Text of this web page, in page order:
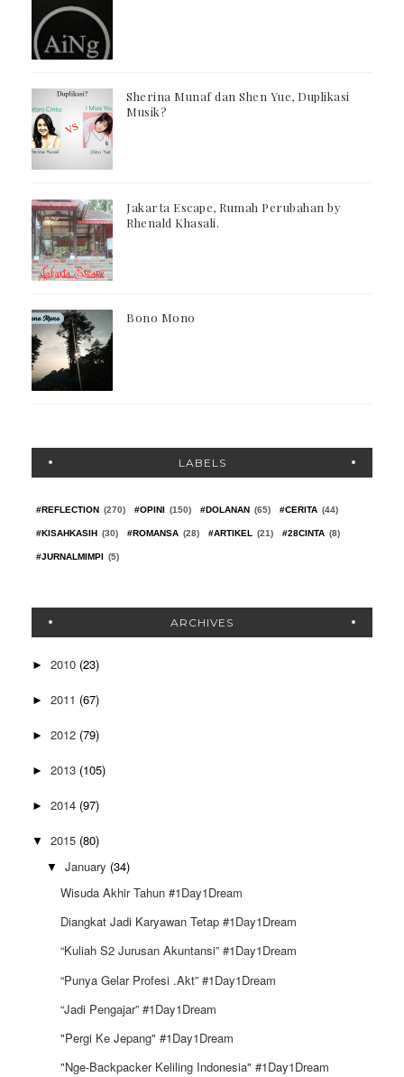
Sherina Munaf dan Shen Yue, Duplikasi
Musik?
Jakarta Escape, Rumah Perubahan by
Rhenald Khasali.
Bono Mono
LABELS
#REFLECTION (270) #OPINI (150) #DOLANAN (65) #CERITA (44)
#KISAHKASIH (30) #ROMANSA (28) #ARTIKEL (21) #28CINTA (8)
#JURNALMIMPI (5)
ARCHIVES
► 2010 (23)
► 2011 (67)
► 2012 (79)
► 2013 (105)
► 2014 (97)
▼ 2015 (80)
▼ January (34)
Wisuda Akhir Tahun #1Day1Dream
Diangkat Jadi Karyawan Tetap #1Day1Dream
“Kuliah S2 Jurusan Akuntansi” #1Day1Dream
“Punya Gelar Profesi .Akt” #1Day1Dream
“Jadi Pengajar” #1Day1Dream
"Pergi Ke Jepang" #1Day1Dream
"Nge-Backpacker Keliling Indonesia" #1Day1Dream